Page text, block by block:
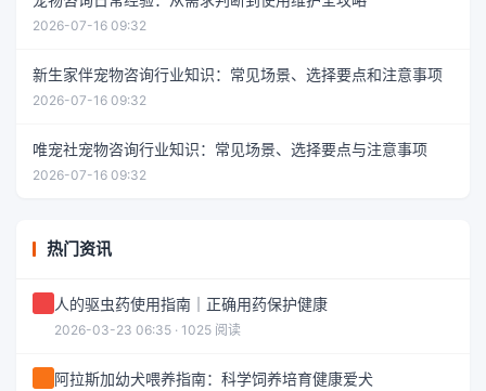
2026-07-16 09:32
新生家伴宠物咨询行业知识：常见场景、选择要点和注意事项
2026-07-16 09:32
唯宠社宠物咨询行业知识：常见场景、选择要点与注意事项
2026-07-16 09:32
热门资讯
人的驱虫药使用指南｜正确用药保护健康
2026-03-23 06:35 · 1025 阅读
阿拉斯加幼犬喂养指南：科学饲养培育健康爱犬